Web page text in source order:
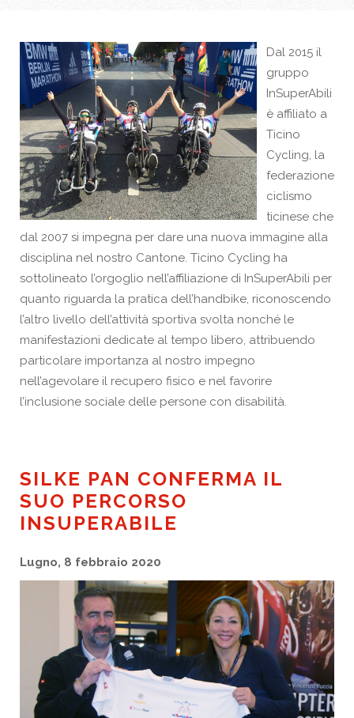
Dal 2015 il
gruppo
InSuperAbili
è affiliato a
Ticino
Cycling, la
federazione
ciclismo
ticinese che
dal 2007 si impegna per dare una nuova immagine alla
disciplina nel nostro Cantone. Ticino Cycling ha
sottolineato l’orgoglio nell’affiliazione di InSuperAbili per
quanto riguarda la pratica dell’handbike, riconoscendo
l’altro livello dell’attività sportiva svolta nonché le
manifestazioni dedicate al tempo libero, attribuendo
particolare importanza al nostro impegno
nell’agevolare il recupero fisico e nel favorire
l’inclusione sociale delle persone con disabilità.
SILKE PAN CONFERMA IL
SUO PERCORSO
INSUPERABILE
Lugno, 8 febbraio 2020